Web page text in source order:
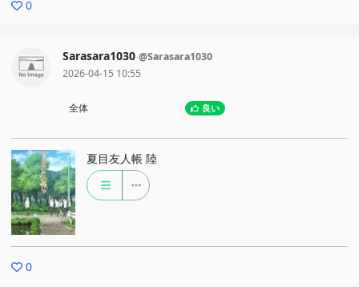
0
Sarasara1030 @Sarasara1030
2026-04-15 10:55
全体 良い
夏目友人帳 陸
0